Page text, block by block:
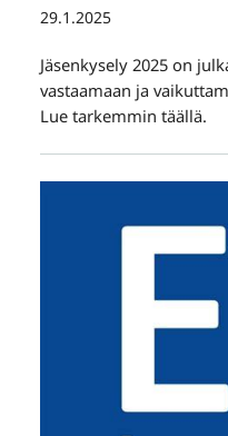
29.1.2025
Jäsenkysely 2025 on
vastaamaan ja
Lue tarkemmin täällä.